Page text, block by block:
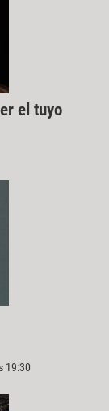
el tuyo
19:30